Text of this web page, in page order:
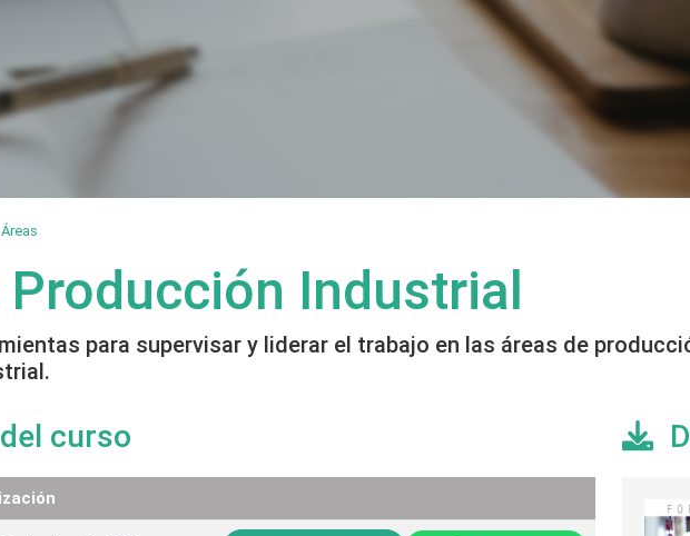
Industrial
para supervisar y liderar el trabajo en las áreas de
curso